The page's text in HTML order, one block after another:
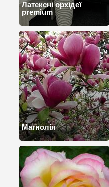
Латексні орхідеї
premium
Магнолія